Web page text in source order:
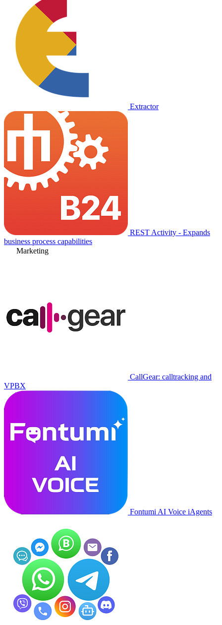
Extractor
REST Activity - Expands
business process capabilities
Marketing
CallGear: calltracking and
VPBX
Fontumi AI Voice iAgents